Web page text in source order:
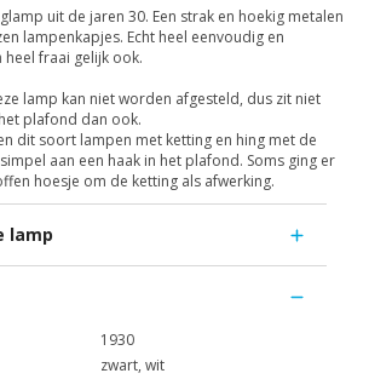
uit de jaren 30. Een strak en hoekig metalen
lampenkapjes. Echt heel eenvoudig en
heel fraai gelijk ook.
lamp kan niet worden afgesteld, dus zit niet
plafond dan ook.
dit soort lampen met ketting en hing met de
aan een haak in het plafond. Soms ging er
hoesje om de ketting als afwerking.
lamp
1930
zwart, wit